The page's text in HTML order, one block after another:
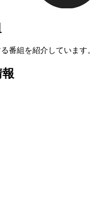
番組を紹介しています。